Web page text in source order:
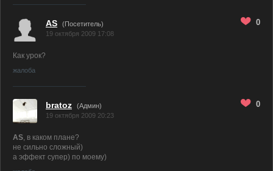
AS
(Посетитель)
19 октября 2009 17:08
0
Как урок?
жалоба
bratoz (Админ)
19 октября 2009 20:23
0
AS, в каком плане?
не сильно сложный)
а эффект супер) по моему)